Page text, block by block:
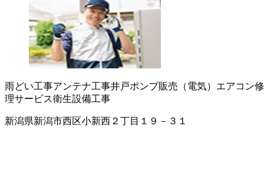
雨どい工事アンテナ工事井戸ポンプ販売（電気） エアコン修
理サービス衛生設備工事
新潟県新潟市西区小新西２丁目１９－３１